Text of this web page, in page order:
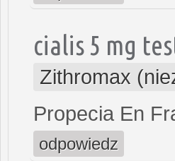
cialis 5 mg
Zithromax
Propecia En
odpowiedz